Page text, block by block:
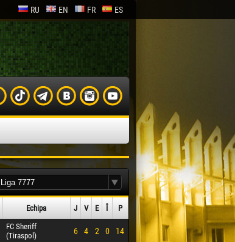
RU EN FR ES
Echipa J V E Î P
FC Sheriff
(Tiraspol)
6 4 2 0 14